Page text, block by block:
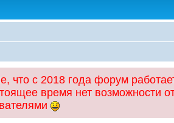
что с 2018 года форум
время нет возможности